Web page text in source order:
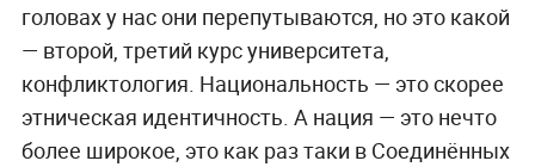
головах у нас они перепутываются, но это какой
— второй, третий курс университета,
конфликтология. Национальность — это скорее
этническая идентичность. А нация — это нечто
более широкое, это как раз таки в Соединённых